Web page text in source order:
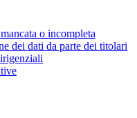
o incompleta
dei dati da parte dei titolari